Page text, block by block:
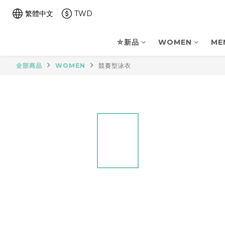
繁體中文 TWD
⛤新品 WOMEN
全部商品 WOMEN 競賽型泳衣